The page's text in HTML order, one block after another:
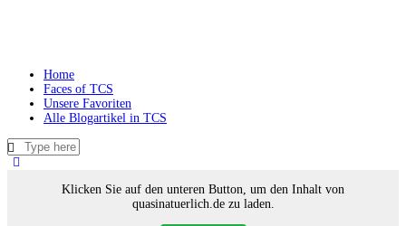
Home
Faces of TCS
Unsere Favoriten
Alle Blogartikel in TCS
Klicken Sie auf den unteren Button, um den Inhalt von
quasinatuerlich.de zu laden.